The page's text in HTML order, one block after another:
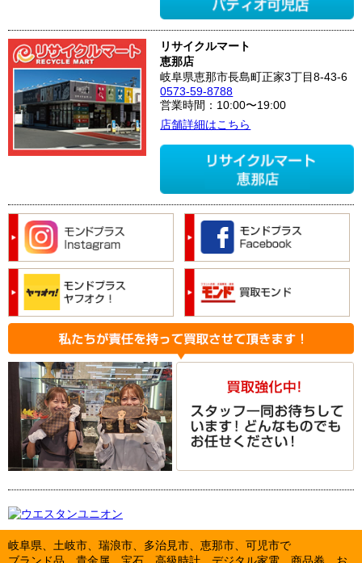
リサイクルマート
恵那店
岐阜県恵那市長島町正家3丁目8-43-6
0573-59-8788
営業時間：10:00〜19:00
店舗詳細はこちら
岐阜県、土岐市、瑞浪市、多治見市、恵那市、可児市で